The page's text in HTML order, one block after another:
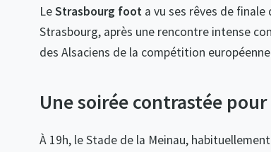
LeStrasbourg foot a vu ses rêves de finale
Strasbourg, après une rencontre intense
des Alsaciens de la compétition
Une soirée contrastée
À 19h, le Stade de la Meinau,